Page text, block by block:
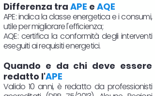
Differenza tra APE e AQE
APE: indica la classe energetica e i consumi,
utile per migliorare l'efficienza;
AQE: certifica la conformità degli interventi
eseguiti ai requisiti energetici.
Quando e da chi deve essere
redatto l'APE
Valido 10 anni, è redatto da professionisti